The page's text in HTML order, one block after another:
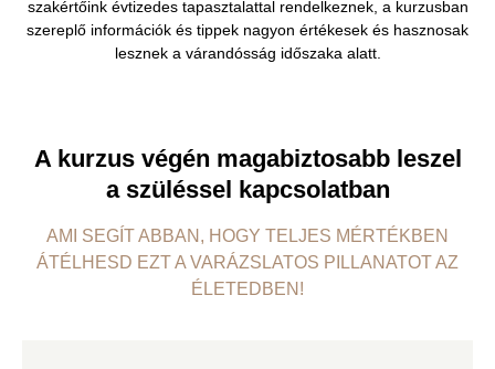
szakértőink évtizedes tapasztalattal rendelkeznek, a kurzusban
szereplő információk és tippek nagyon értékesek és hasznosak
lesznek a várandósság időszaka alatt.
A kurzus végén magabiztosabb leszel
a szüléssel kapcsolatban
AMI SEGÍT ABBAN, HOGY TELJES MÉRTÉKBEN
ÁTÉLHESD EZT A VARÁZSLATOS PILLANATOT AZ
ÉLETEDBEN!